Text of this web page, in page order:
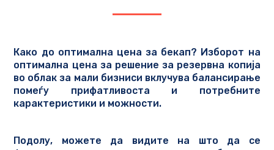
Како до оптимална цена за бекап? Изборот на
оптимална цена за решение за резервна копија
во облак за мали бизниси вклучува балансирање
помеѓу прифатливоста и потребните
карактеристики и можности.
Подолу, можете да видите на што да се